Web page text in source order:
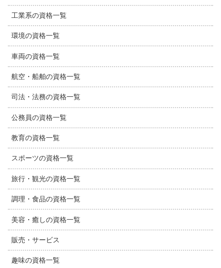
工業系の資格一覧
環境の資格一覧
車両の資格一覧
航空・船舶の資格一覧
司法・法務の資格一覧
公務員の資格一覧
教育の資格一覧
スポーツの資格一覧
旅行・観光の資格一覧
調理・食品の資格一覧
美容・癒しの資格一覧
販売・サービス
趣味の資格一覧